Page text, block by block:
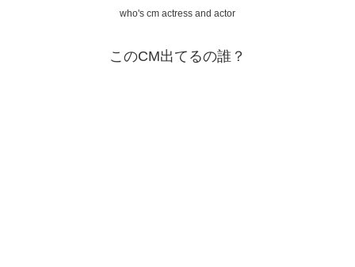
who's cm actress and actor
このCM出てるの誰？